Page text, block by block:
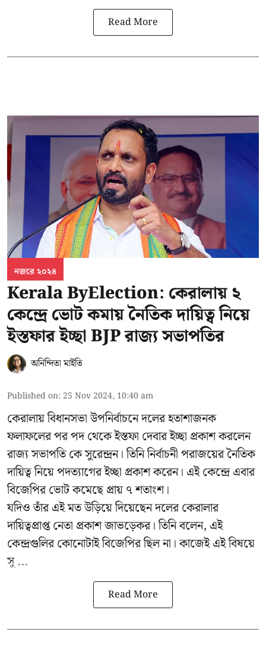
Read More
নজরে ২০২৪
Kerala ByElection: কেরালায় ২
কেন্দ্রে ভোট কমায় নৈতিক দায়িত্ব নিয়ে
ইস্তফার ইচ্ছা BJP রাজ্য সভাপতির
অনিন্দিতা মাইতি
Published on: 25 Nov 2024, 10:40 am
কেরালায় বিধানসভা উপনির্বাচনে দলের হতাশাজনক
ফলাফলের পর পদ থেকে ইস্তফা দেবার ইচ্ছা প্রকাশ করলেন
রাজ্য সভাপতি কে সুরেন্দ্রন। তিনি নির্বাচনী পরাজয়ের নৈতিক
দায়িত্ব নিয়ে পদত্যাগের ইচ্ছা প্রকাশ করেন। এই কেন্দ্রে এবার
বিজেপির ভোট কমেছে প্রায় ৭ শতাংশ।
যদিও তাঁর এই মত উড়িয়ে দিয়েছেন দলের কেরালার
দায়িত্বপ্রাপ্ত নেতা প্রকাশ জাভড়েকর। তিনি বলেন, এই
কেন্দ্রগুলির কোনোটাই বিজেপির ছিল না। কাজেই এই বিষয়ে
সু ...
Read More